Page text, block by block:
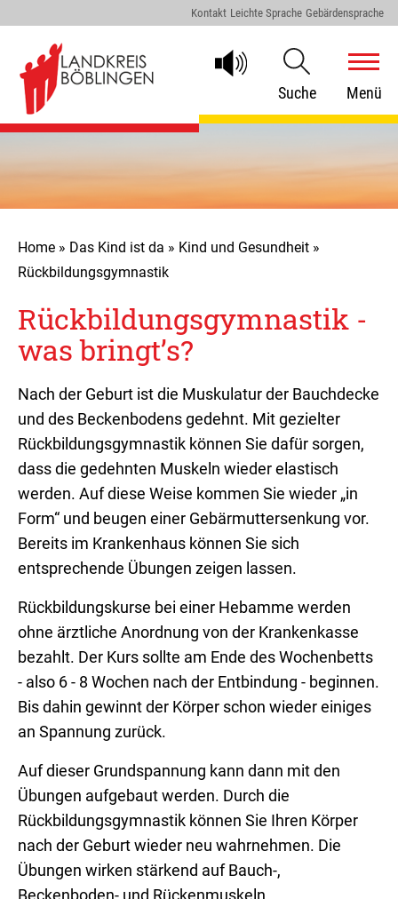
Kontakt Leichte Sprache Gebärdensprache
Suche Menü
Home » Das Kind ist da » Kind und Gesundheit »
Rückbildungsgymnastik
Rückbildungsgymnastik -
was bringt’s?
Nach der Geburt ist die Muskulatur der Bauchdecke
und des Beckenbodens gedehnt. Mit gezielter
Rückbildungsgymnastik können Sie dafür sorgen,
dass die gedehnten Muskeln wieder elastisch
werden. Auf diese Weise kommen Sie wieder „in
Form“ und beugen einer Gebärmuttersenkung vor.
Bereits im Krankenhaus können Sie sich
entsprechende Übungen zeigen lassen.
Rückbildungskurse bei einer Hebamme werden
ohne ärztliche Anordnung von der Krankenkasse
bezahlt. Der Kurs sollte am Ende des Wochenbetts
- also 6 - 8 Wochen nach der Entbindung - beginnen.
Bis dahin gewinnt der Körper schon wieder einiges
an Spannung zurück.
Auf dieser Grundspannung kann dann mit den
Übungen aufgebaut werden. Durch die
Rückbildungsgymnastik können Sie Ihren Körper
nach der Geburt wieder neu wahrnehmen. Die
Übungen wirken stärkend auf Bauch-,